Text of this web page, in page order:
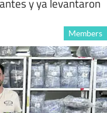
y ya levantaron
Members